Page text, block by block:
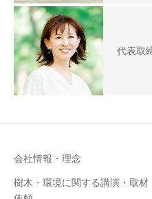
代表取
会社情報・理念
樹木・環境に関する講演・取材